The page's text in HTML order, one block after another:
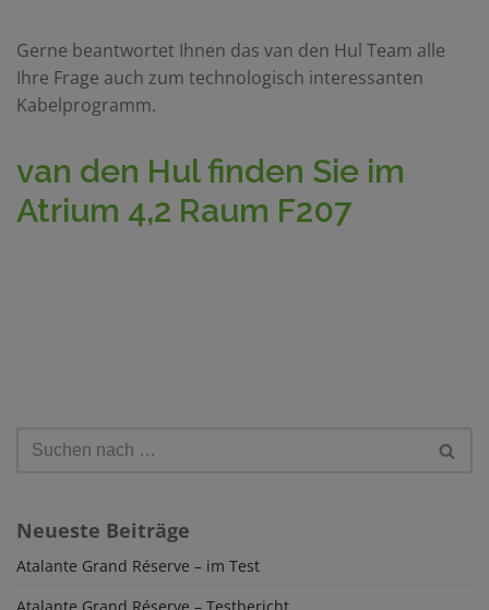
Gerne beantwortet Ihnen das van den Hul Team alle
Ihre Frage auch zum technologisch interessanten
Kabelprogramm.
van den Hul finden Sie im
Atrium 4,2 Raum F207
Neueste Beiträge
Atalante Grand Réserve – im Test